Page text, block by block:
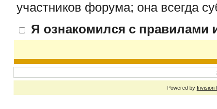
участников форума; она всегда
Я ознакомился с правилами
Powered by Invision